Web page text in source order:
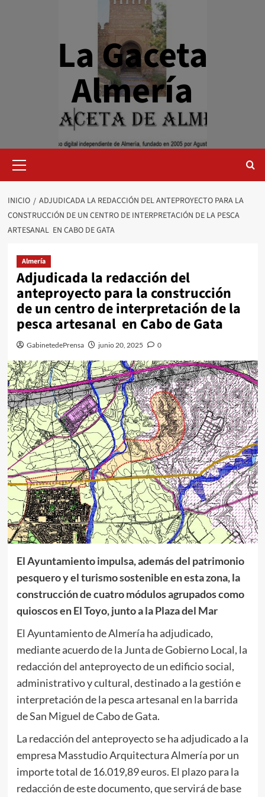
La Gaceta
Almería
primario
INICIO
ADJUDICADA LA REDACCIÓN DEL ANTEPROYECTO PARA LA
CONSTRUCCIÓN DE UN CENTRO DE INTERPRETACIÓN DE LA PESCA
ARTESANAL EN CABO DE GATA
Almería
Adjudicada la redacción del
anteproyecto para la construcción
de un centro de interpretación de la
pesca artesanal en Cabo de Gata
GabinetedePrensa junio 20, 2025 0
El Ayuntamiento impulsa, además del patrimonio
pesquero y el turismo sostenible en esta zona, la
construcción de cuatro módulos agrupados como
quioscos en El Toyo, junto a la Plaza del Mar
El Ayuntamiento de Almería ha adjudicado,
mediante acuerdo de la Junta de Gobierno Local, la
redacción del anteproyecto de un edificio social,
administrativo y cultural, destinado a la gestión e
interpretación de la pesca artesanal en la barrida
de San Miguel de Cabo de Gata.
La redacción del anteproyecto se ha adjudicado a la
empresa Masstudio Arquitectura Almería por un
importe total de 16.019,89 euros. El plazo para la
redacción de este documento, que servirá de base